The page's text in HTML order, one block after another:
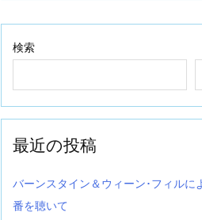
検索
最近の投稿
バーンスタイン＆ウィーン･フィルに
番を聴いて